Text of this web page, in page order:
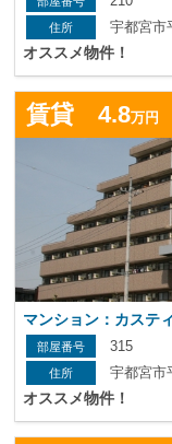
宇都宮市
オススメ物件！
賃貸 4.8万円
マンション：カステ
315
宇都宮市
オススメ物件！